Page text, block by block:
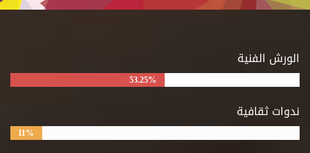
الورش الفنية
53.25%
ندوات ثقافية
11%